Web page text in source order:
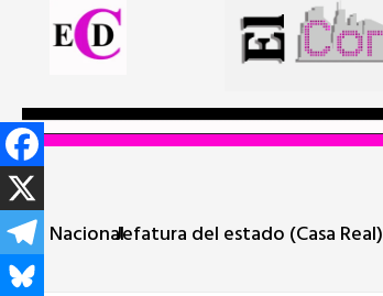
NacionalJefatura del estado (Casa Real)